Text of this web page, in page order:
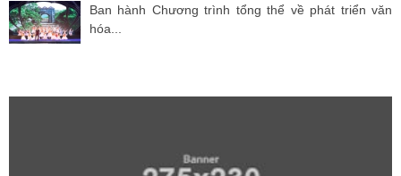
Ban hành Chương trình tổng thể về phát triển văn
hóa...